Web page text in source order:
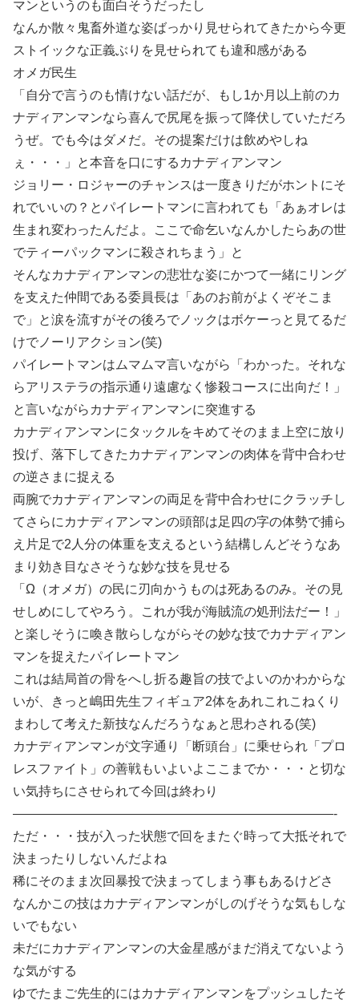
マンというのも面白そうだったし
なんか散々鬼畜外道な姿ばっかり見せられてきたから今更
ストイックな正義ぶりを見せられても違和感がある
オメガ民生
「自分で言うのも情けない話だが、もし1か月以上前のカ
ナディアンマンなら喜んで尻尾を振って降伏していただろ
うぜ。でも今はダメだ。その提案だけは飲めやしね
ぇ・・・」と本音を口にするカナディアンマン
ジョリー・ロジャーのチャンスは一度きりだがホントにそ
れでいいの？とパイレートマンに言われても「あぁオレは
生まれ変わったんだよ。ここで命乞いなんかしたらあの世
でティーパックマンに殺されちまう」と
そんなカナディアンマンの悲壮な姿にかつて一緒にリング
を支えた仲間である委員長は「あのお前がよくぞそこま
で」と涙を流すがその後ろでノックはボケーっと見てるだ
けでノーリアクション(笑)
パイレートマンはムマムマ言いながら「わかった。それな
らアリステラの指示通り遠慮なく惨殺コースに出向だ！」
と言いながらカナディアンマンに突進する
カナディアンマンにタックルをキめてそのまま上空に放り
投げ、落下してきたカナディアンマンの肉体を背中合わせ
の逆さまに捉える
両腕でカナディアンマンの両足を背中合わせにクラッチし
てさらにカナディアンマンの頭部は足四の字の体勢で捕ら
え片足で2人分の体重を支えるという結構しんどそうなあ
まり効き目なさそうな妙な技を見せる
「Ω（オメガ）の民に刃向かうものは死あるのみ。その見
せしめにしてやろう。これが我が海賊流の処刑法だー！」
と楽しそうに喚き散らしながらその妙な技でカナディアン
マンを捉えたパイレートマン
これは結局首の骨をへし折る趣旨の技でよいのかわからな
いが、きっと嶋田先生フィギュア2体をあれこれこねくり
まわして考えた新技なんだろうなぁと思わされる(笑)
カナディアンマンが文字通り「断頭台」に乗せられ「プロ
レスファイト」の善戦もいよいよここまでか・・・と切な
い気持ちにさせられて今回は終わり
—————————————————————————-
ただ・・・技が入った状態で回をまたぐ時って大抵それで
決まったりしないんだよね
稀にそのまま次回暴投で決まってしまう事もあるけどさ
なんかこの技はカナディアンマンがしのげそうな気もしな
いでもない
未だにカナディアンマンの大金星感がまだ消えてないよう
な気がする
ゆでたまご先生的にはカナディアンマンをプッシュしたそ